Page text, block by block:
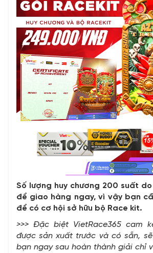
Số lượng huy chương 200 suất
để giao hàng ngay, vì vậy bạn
để có cơ hội sở hữu bộ Race kit.
>>> Đặc biệt VietRace365 cam
được sản xuất trước và có sẵn,
bạn ngay sau hoàn thành giải chỉ